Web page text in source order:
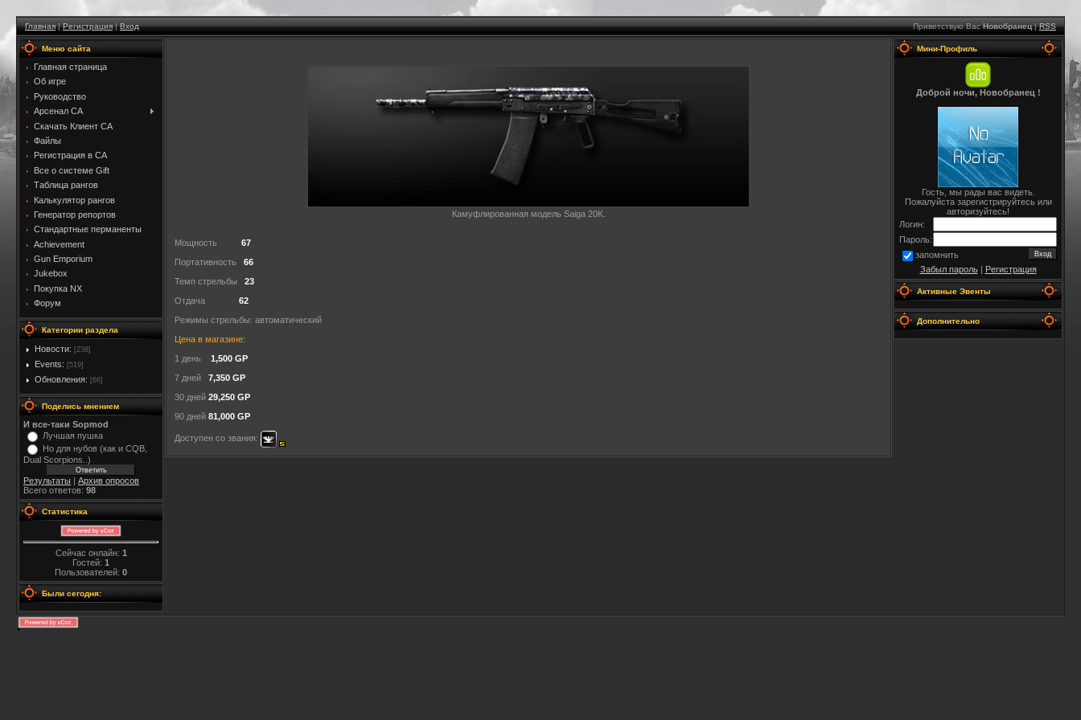
Главная|Регистрация|Вход Приветствую Вас Новобранец|RSS
Меню сайта
Главная страница
Об игре
Руководство
Арсенал CA
Скачать Клиент CA
Файлы
Регистрация в CA
Все о системе Gift
Таблица рангов
Калькулятор рангов
Генератор репортов
Стандартные перманенты
Achievement
Gun Emporium
Jukebox
Покупка NX
Форум
Категории раздела
Новости: [238]
Events: [519]
Обновления: [66]
Поделись мнением
И все-таки Sopmod
Лучшая пушка
Но для нубов (как и CQB,
Dual Scorpions..)
Результаты | Архив опросов
Всего ответов: 98
Статистика
Сейчас онлайн: 1
Гостей: 1
Пользователей: 0
Были сегодня:
Камуфлированная модель Saiga 20K.
Мощность 67
Портативность 66
Темп стрельбы 23
Отдача 62
Режимы стрельбы: автоматический
Цена в магазине:
1 день
1,500 GP
7 дней 7,350 GP
30 дней 29,250 GP
90 дней 81,000 GP
Доступен со звания:
Мини-Профиль
Доброй ночи, Новобранец !
Гость, мы рады вас видеть.
Пожалуйста зарегистрируйтесь или
авторизуйтесь!
Логин:
Пароль:
запомнить
Забыл пароль| Регистрация
Активные Эвенты
Дополнительно